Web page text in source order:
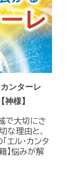
ンターレ
様】
で大切にさ
な理由と、
ル・カンタ
】悩みが解